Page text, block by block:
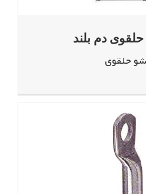
دم بلند
حلقوی